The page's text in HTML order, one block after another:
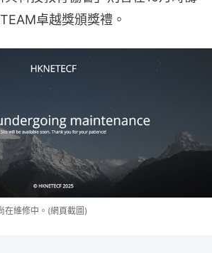
卓越獎頒獎禮。
在維修中。(網頁截圖)